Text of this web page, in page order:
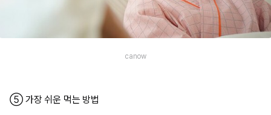
canow
⑤ 가장 쉬운 먹는 방법